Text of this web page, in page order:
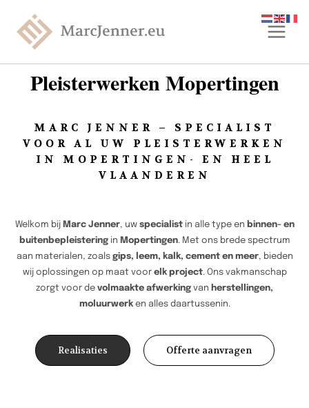
Pleisterwerken Mopertingen
MARC JENNER – SPECIALIST
VOOR AL UW PLEISTERWERKEN
IN MOPERTINGEN- EN HEEL
VLAANDEREN
Welkom bij Marc Jenner, uw specialistin alle type en binnen- en
buitenbepleisteringin Mopertingen. Met ons brede spectrum
aan materialen, zoals gips, leem, kalk, cement en meer, bieden
wij oplossingen op maat voor elk project. Ons vakmanschap
zorgt voor de volmaakte afwerking van herstellingen,
moluurwerken alles daartussenin.
Realisaties Offerte aanvragen